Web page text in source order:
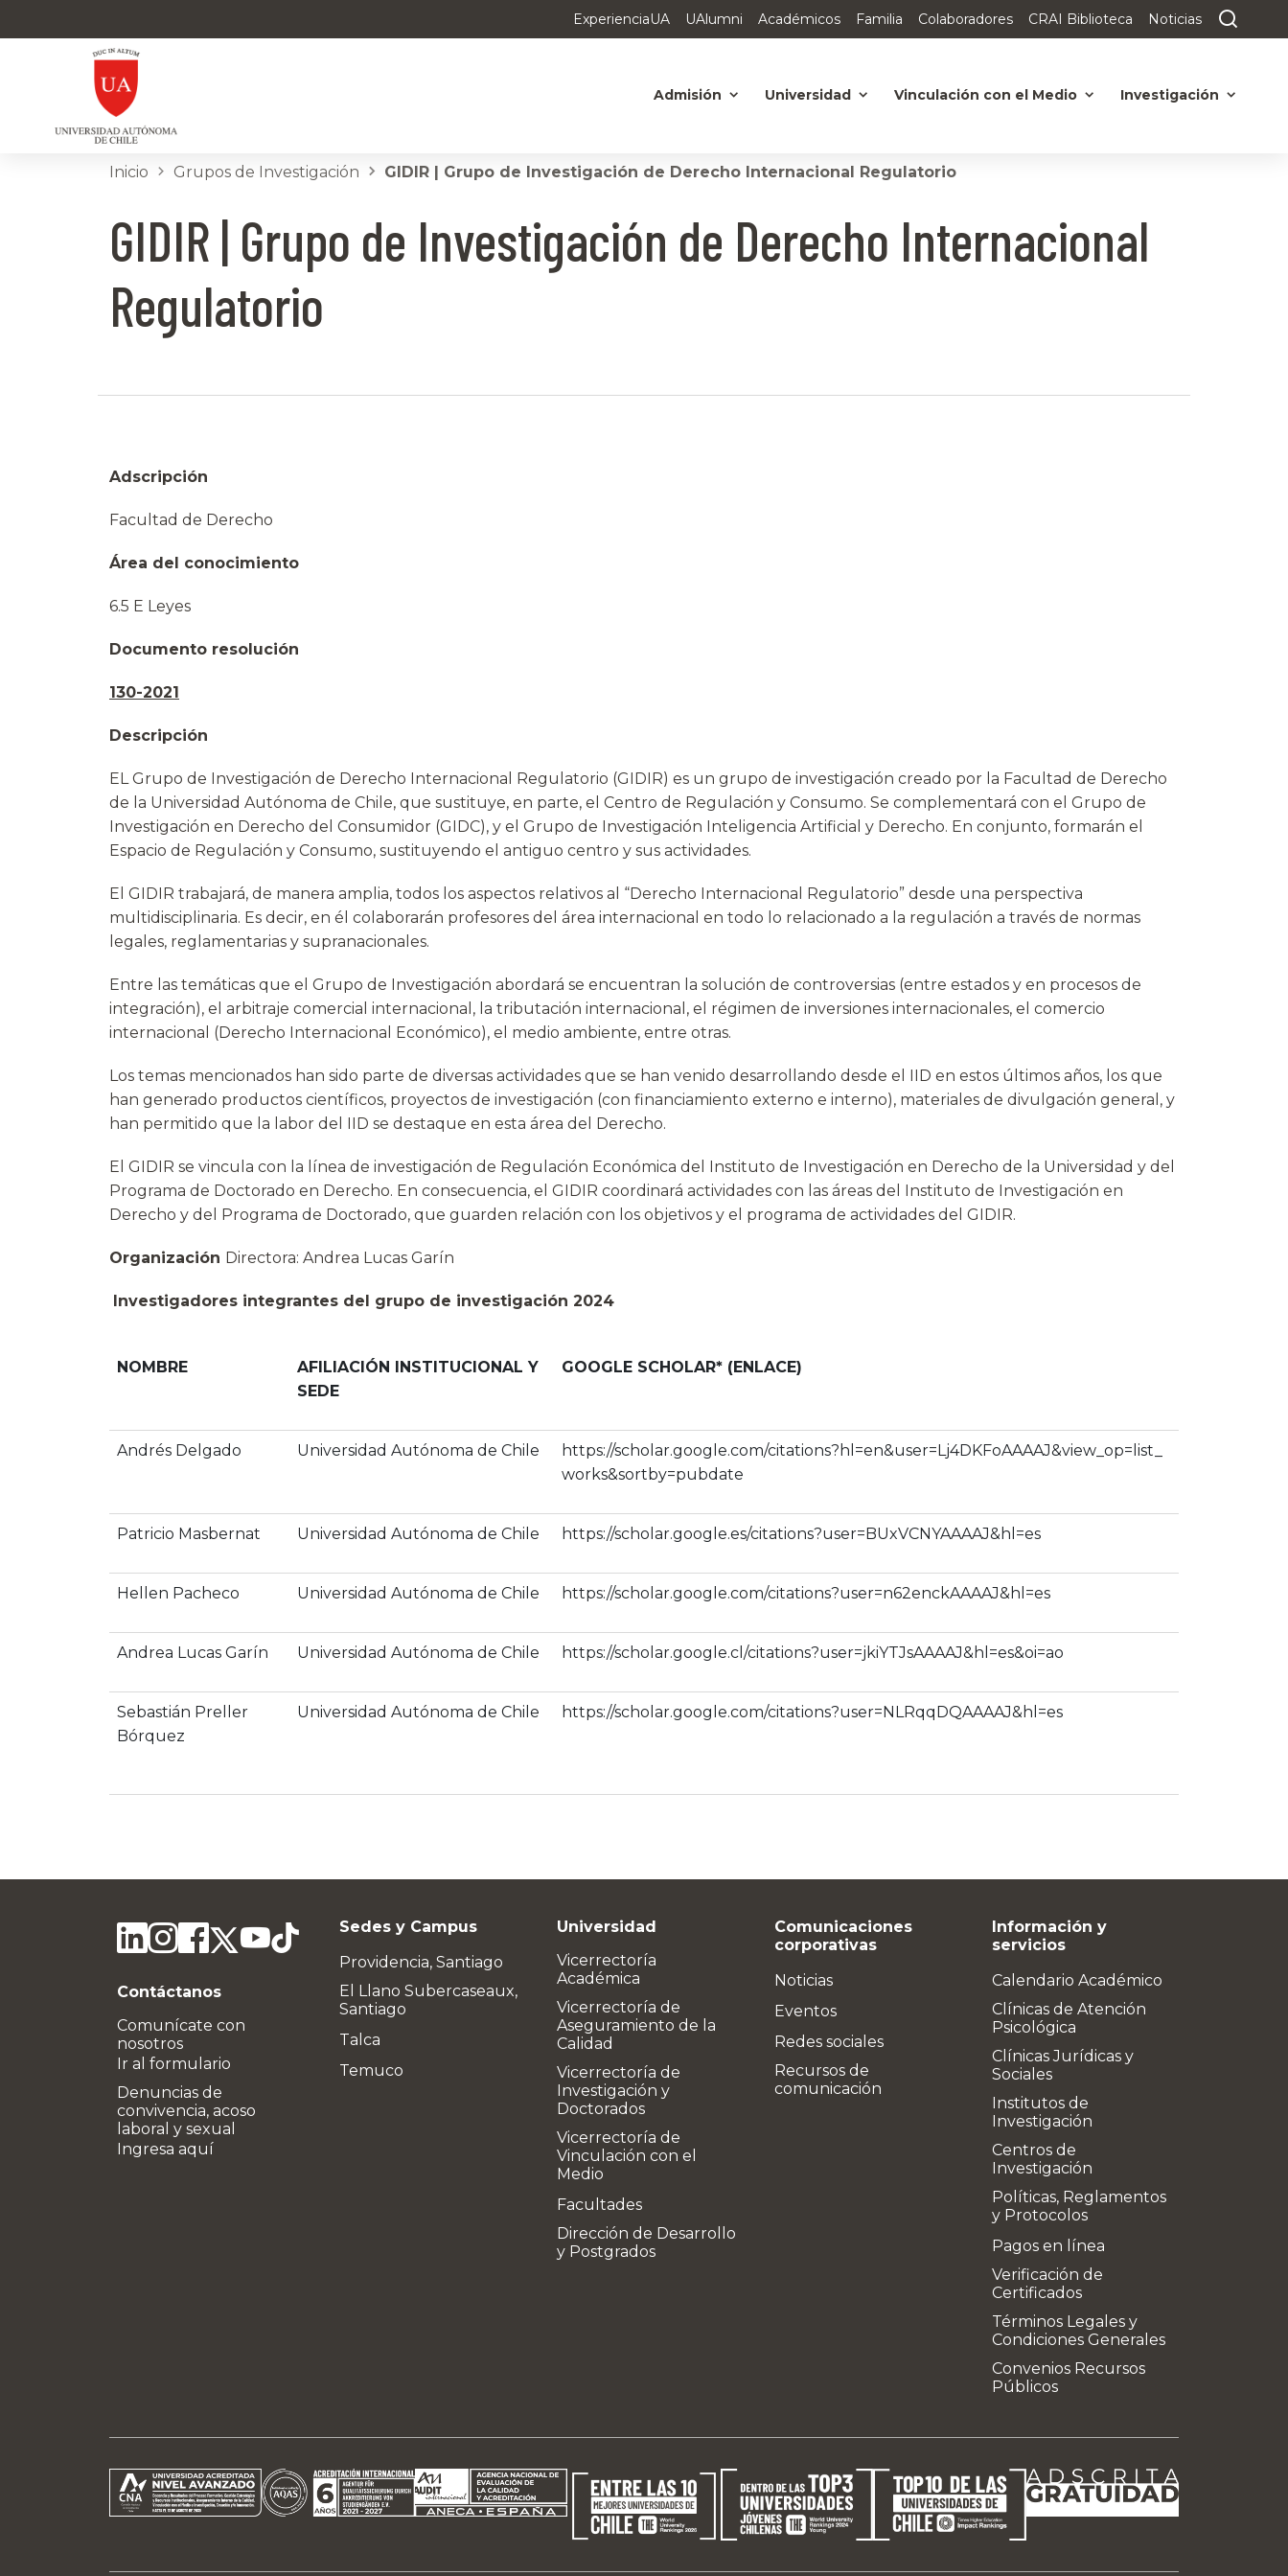
ExperienciaUA UAlumni Académicos Familia Colaboradores CRAI Biblioteca Noticias
Admisión Universidad Vinculación con el Medio Investigación
Inicio Grupos de Investigación GIDIR | Grupo de Investigación de Derecho Internacional Regulatorio
GIDIR | Grupo de Investigación de Derecho Internacional
Regulatorio
Adscripción
Facultad de Derecho
Área del conocimiento
6.5 E Leyes
Documento resolución
130-2021
Descripción
EL Grupo de Investigación de Derecho Internacional Regulatorio (GIDIR) es un grupo de investigación creado por la Facultad de Derecho
de la Universidad Autónoma de Chile, que sustituye, en parte, el Centro de Regulación y Consumo. Se complementará con el Grupo de
Investigación en Derecho del Consumidor (GIDC), y el Grupo de Investigación Inteligencia Artificial y Derecho. En conjunto, formarán el
Espacio de Regulación y Consumo, sustituyendo el antiguo centro y sus actividades.
El GIDIR trabajará, de manera amplia, todos los aspectos relativos al “Derecho Internacional Regulatorio” desde una perspectiva
multidisciplinaria. Es decir, en él colaborarán profesores del área internacional en todo lo relacionado a la regulación a través de normas
legales, reglamentarias y supranacionales.
Entre las temáticas que el Grupo de Investigación abordará se encuentran la solución de controversias (entre estados y en procesos de
integración), el arbitraje comercial internacional, la tributación internacional, el régimen de inversiones internacionales, el comercio
internacional (Derecho Internacional Económico), el medio ambiente, entre otras.
Los temas mencionados han sido parte de diversas actividades que se han venido desarrollando desde el IID en estos últimos años, los que
han generado productos científicos, proyectos de investigación (con financiamiento externo e interno), materiales de divulgación general, y
han permitido que la labor del IID se destaque en esta área del Derecho.
El GIDIR se vincula con la línea de investigación de Regulación Económica del Instituto de Investigación en Derecho de la Universidad y del
Programa de Doctorado en Derecho. En consecuencia, el GIDIR coordinará actividades con las áreas del Instituto de Investigación en
Derecho y del Programa de Doctorado, que guarden relación con los objetivos y el programa de actividades del GIDIR.
Organización Directora: Andrea Lucas Garín
Investigadores integrantes del grupo de investigación 2024
NOMBRE
AFILIACIÓN INSTITUCIONAL Y
SEDE
GOOGLE SCHOLAR* (ENLACE)
Andrés Delgado Universidad Autónoma de Chile
https://scholar.google.com/citations?hl=en&user=Lj4DKFoAAAAJ&view_op=list_
works&sortby=pubdate
Patricio Masbernat Universidad Autónoma de Chile https://scholar.google.es/citations?user=BUxVCNYAAAAJ&hl=es
Hellen Pacheco Universidad Autónoma de Chile https://scholar.google.com/citations?user=n62enckAAAAJ&hl=es
Andrea Lucas Garín Universidad Autónoma de Chile https://scholar.google.cl/citations?user=jkiYTJsAAAAJ&hl=es&oi=ao
Sebastián Preller
Bórquez
Universidad Autónoma de Chile https://scholar.google.com/citations?user=NLRqqDQAAAAJ&hl=es
Contáctanos
Comunícate con
nosotros
Ir al formulario
Denuncias de
convivencia, acoso
laboral y sexual
Ingresa aquí
Sedes y Campus
Providencia, Santiago
El Llano Subercaseaux,
Santiago
Talca
Temuco
Universidad
Vicerrectoría
Académica
Vicerrectoría de
Aseguramiento de la
Calidad
Vicerrectoría de
Investigación y
Doctorados
Vicerrectoría de
Vinculación con el
Medio
Facultades
Dirección de Desarrollo
y Postgrados
Comunicaciones
corporativas
Noticias
Eventos
Redes sociales
Recursos de
comunicación
Información y
servicios
Calendario Académico
Clínicas de Atención
Psicológica
Clínicas Jurídicas y
Sociales
Institutos de
Investigación
Centros de
Investigación
Políticas, Reglamentos
y Protocolos
Pagos en línea
Verificación de
Certificados
Términos Legales y
Condiciones Generales
Convenios Recursos
Públicos